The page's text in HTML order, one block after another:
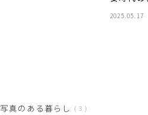
2025.05.17
写真のある暮らし 3